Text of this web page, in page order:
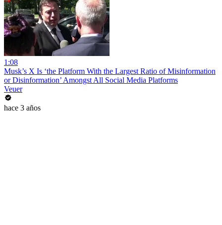
1:08
Musk’s X Is ‘the Platform With the Largest Ratio of Misinformation
or Disinformation’ Amongst All Social Media Platforms
Veuer
hace 3 años